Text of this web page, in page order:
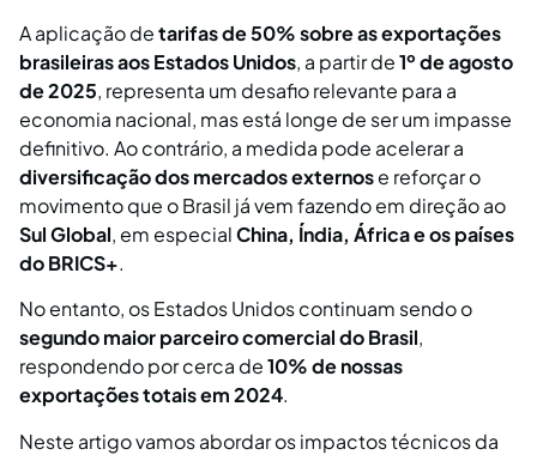
A aplicação detarifas de 50% sobre as exportações
brasileiras aos Estados Unidos, a partir de1º de agosto
de 2025, representa um desafio relevante para a
economia nacional, mas está longe de ser um impasse
definitivo. Ao contrário, a medida pode acelerar a
diversificação dos mercados externose reforçar o
movimento que o Brasil já vem fazendo em direção ao
Sul Global, em especialChina, Índia, África e os países
do BRICS+.
No entanto, os Estados Unidos continuam sendo o
segundo maior parceiro comercial do Brasil,
respondendo por cerca de10% de nossas
exportações totais em 2024.
Neste artigo vamos abordar os impactos técnicos da